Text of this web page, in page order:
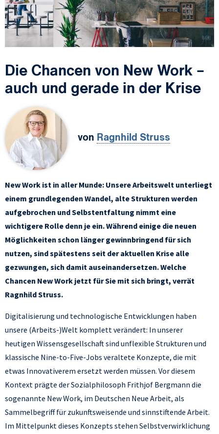
Die Chancen von New Work –
auch und gerade in der Krise
von Ragnhild Struss
New Work ist in aller Munde: Unsere Arbeitswelt unterliegt
einem grundlegenden Wandel, alte Strukturen werden
aufgebrochen und Selbstentfaltung nimmt eine
wichtigere Rolle denn je ein. Während einige die neuen
Möglichkeiten schon länger gewinnbringend für sich
nutzen, sind spätestens seit der aktuellen Krise alle
gezwungen, sich damit auseinandersetzen. Welche
Chancen New Work jetzt für Sie mit sich bringt, verrät
Ragnhild Struss.
Digitalisierung und technologische Entwicklungen haben
unsere (Arbeits-)Welt komplett verändert: In unserer
heutigen Wissensgesellschaft sind unflexible Strukturen und
klassische Nine-to-Five-Jobs veraltete Konzepte, die mit
etwas Innovativerem ersetzt werden müssen. Vor diesem
Kontext prägte der Sozialphilosoph Frithjof Bergmann die
sogenannte New Work, im Deutschen Neue Arbeit, als
Sammelbegriff für zukunftsweisende und sinnstiftende Arbeit.
Im Mittelpunkt dieses Konzepts stehen Selbstverwirklichung